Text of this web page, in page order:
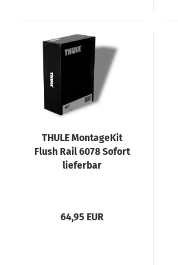
THULE MontageKit
Flush Rail 6078 Sofort
lieferbar
64,95 EUR